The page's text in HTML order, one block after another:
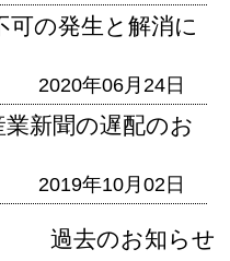
可の発生と解消に
2020年06月24日
新聞の遅配のお
2019年10月02日
過去のお知らせ